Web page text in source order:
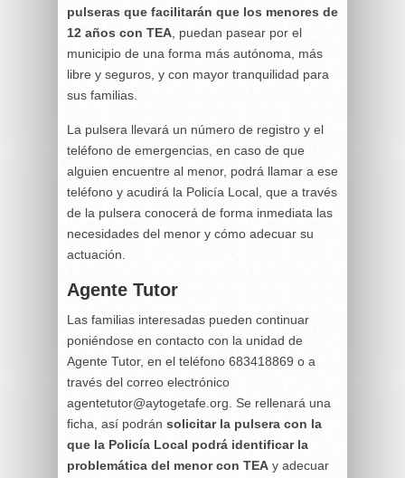
pulseras que facilitarán que los menores de
12 años con TEA, puedan pasear por el
municipio de una forma más autónoma, más
libre y seguros, y con mayor tranquilidad para
sus familias.
La pulsera llevará un número de registro y el
teléfono de emergencias, en caso de que
alguien encuentre al menor, podrá llamar a ese
teléfono y acudirá la Policía Local, que a través
de la pulsera conocerá de forma inmediata las
necesidades del menor y cómo adecuar su
actuación.
Agente Tutor
Las familias interesadas pueden continuar
poniéndose en contacto con la unidad de
Agente Tutor, en el teléfono 683418869 o a
través del correo electrónico
agentetutor@aytogetafe.org. Se rellenará una
ficha, así podrán solicitar la pulsera con la
que la Policía Local podrá identificar la
problemática del menor con TEA y adecuar